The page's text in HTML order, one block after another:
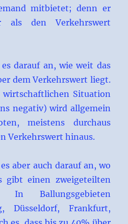
mitbietet; denn er
als den Verkehrswert
darauf an, wie weit das
dem Verkehrswert liegt.
Situation
negativ) wird allgemein
meistens durchaus
Verkehrswert hinaus.
aber auch darauf an, wo
gibt einen zweigeteilten
In Ballungsgebieten
Düsseldorf, Frankfurt,